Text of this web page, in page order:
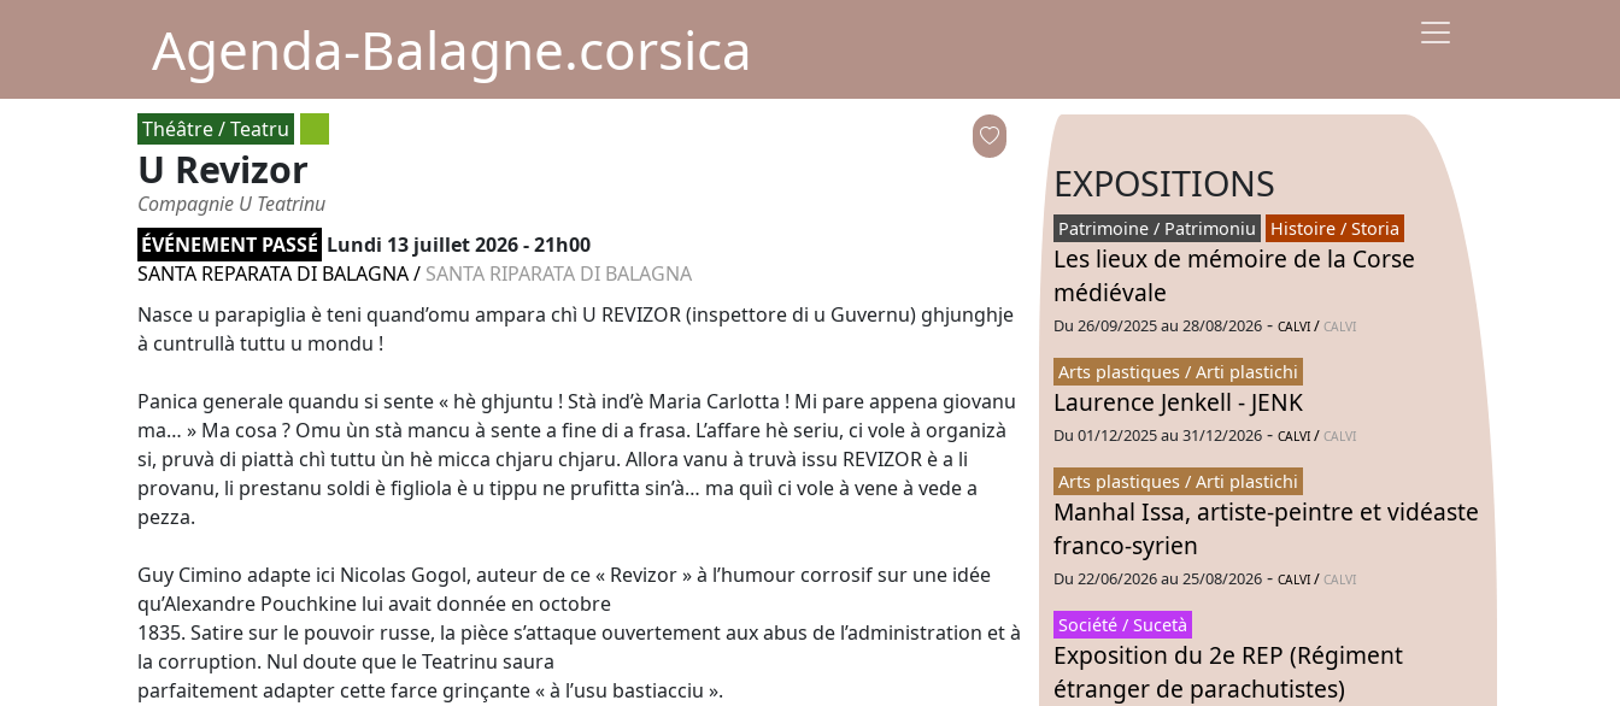
Agenda-Balagne.corsica
Théâtre / Teatru
U Revizor
Compagnie U Teatrinu
ÉVÉNEMENT PASSÉ Lundi 13 juillet 2026 - 21h00
SANTA REPARATA DI BALAGNA/ SANTA RIPARATA DI BALAGNA
Nasce u parapiglia è teni quand’omu ampara chì U REVIZOR (inspettore di u Guvernu) ghjunghje
à cuntrullà tuttu u mondu !
Panica generale quandu si sente « hè ghjuntu ! Stà ind’è Maria Carlotta ! Mi pare appena giovanu
ma… » Ma cosa ? Omu ùn stà mancu à sente a fine di a frasa. L’affare hè seriu, ci vole à organizà
si, pruvà di piattà chì tuttu ùn hè micca chjaru chjaru. Allora vanu à truvà issu REVIZOR è a li
provanu, li prestanu soldi è figliola è u tippu ne prufitta sin’à… ma quiì ci vole à vene à vede a
pezza.
Guy Cimino adapte ici Nicolas Gogol, auteur de ce « Revizor » à l’humour corrosif sur une idée
qu’Alexandre Pouchkine lui avait donnée en octobre
1835. Satire sur le pouvoir russe, la pièce s’attaque ouvertement aux abus de l’administration et à
la corruption. Nul doute que le Teatrinu saura
parfaitement adapter cette farce grinçante « à l’usu bastiacciu ».
EXPOSITIONS
Patrimoine / Patrimoniu Histoire / Storia
Les lieux de mémoire de la Corse
médiévale
Du 26/09/2025 au 28/08/2026 - CALVI / CALVI
Arts plastiques / Arti plastichi
Laurence Jenkell - JENK
Du 01/12/2025 au 31/12/2026 - CALVI / CALVI
Arts plastiques / Arti plastichi
Manhal Issa, artiste-peintre et vidéaste
franco-syrien
Du 22/06/2026 au 25/08/2026 - CALVI / CALVI
Société / Sucetà
Exposition du 2e REP (Régiment
étranger de parachutistes)